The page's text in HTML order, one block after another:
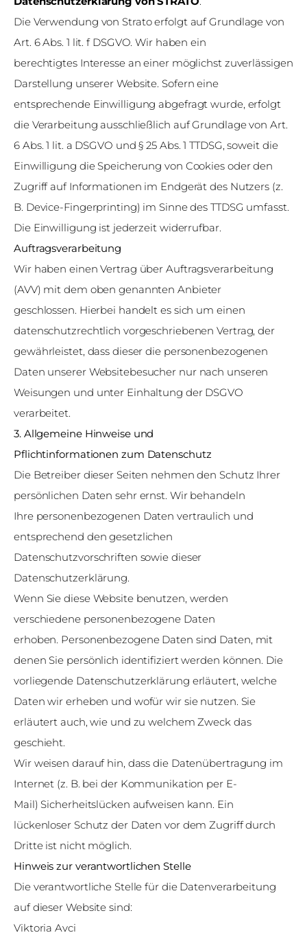
Die Verwendung von Strato erfolgt auf Grundlage von
Art. 6 Abs. 1 lit. f DSGVO. Wir haben ein
berechtigtes Interesse an einer möglichst zuverlässigen
Darstellung unserer Website. Sofern eine
entsprechende Einwilligung abgefragt wurde, erfolgt
die Verarbeitung ausschließlich auf Grundlage von Art.
6 Abs. 1 lit. a DSGVO und § 25 Abs. 1 TTDSG, soweit die
Einwilligung die Speicherung von Cookies oder den
Zugriff auf Informationen im Endgerät des Nutzers (z.
B. Device-Fingerprinting) im Sinne des TTDSG umfasst.
Die Einwilligung ist jederzeit widerrufbar.
Auftragsverarbeitung
Wir haben einen Vertrag über Auftragsverarbeitung
(AVV) mit dem oben genannten Anbieter
geschlossen. Hierbei handelt es sich um einen
datenschutzrechtlich vorgeschriebenen Vertrag, der
gewährleistet, dass dieser die personenbezogenen
Daten unserer Websitebesucher nur nach unseren
Weisungen und unter Einhaltung der DSGVO
verarbeitet.
3. Allgemeine Hinweise und
Pflichtinformationen zum Datenschutz
Die Betreiber dieser Seiten nehmen den Schutz Ihrer
persönlichen Daten sehr ernst. Wir behandeln
Ihre personenbezogenen Daten vertraulich und
entsprechend den gesetzlichen
Datenschutzvorschriften sowie dieser
Datenschutzerklärung.
Wenn Sie diese Website benutzen, werden
verschiedene personenbezogene Daten
erhoben. Personenbezogene Daten sind Daten, mit
denen Sie persönlich identifiziert werden können. Die
vorliegende Datenschutzerklärung erläutert, welche
Daten wir erheben und wofür wir sie nutzen. Sie
erläutert auch, wie und zu welchem Zweck das
geschieht.
Wir weisen darauf hin, dass die Datenübertragung im
Internet (z. B. bei der Kommunikation per E-
Mail) Sicherheitslücken aufweisen kann. Ein
lückenloser Schutz der Daten vor dem Zugriff durch
Dritte ist nicht möglich.
Hinweis zur verantwortlichen Stelle
Die verantwortliche Stelle für die Datenverarbeitung
auf dieser Website sind:
Viktoria Avci